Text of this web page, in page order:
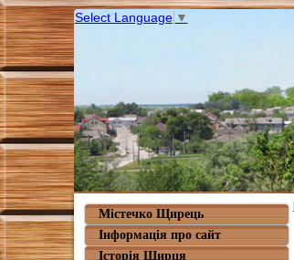
Select Language ▼
Містечко Щирець
Інформація про сайт
Історія Щирця